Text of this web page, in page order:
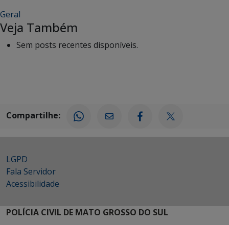
Geral
Veja Também
Sem posts recentes disponíveis.
Compartilhe:
LGPD
Fala Servidor
Acessibilidade
POLÍCIA CIVIL DE MATO GROSSO DO SUL